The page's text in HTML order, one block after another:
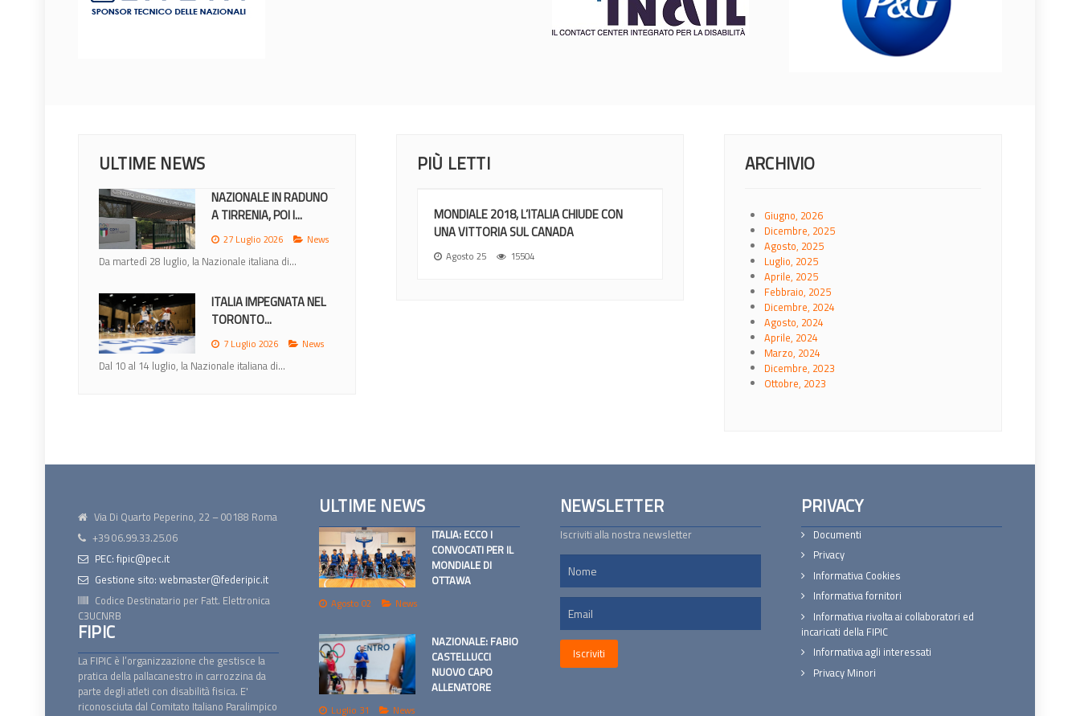
ULTIME NEWS
NAZIONALE IN RADUNO
A TIRRENIA, POI I...
27 Luglio 2026 News
Da martedì 28 luglio, la Nazionale italiana di...
ITALIA IMPEGNATA NEL
TORONTO...
7 Luglio 2026 News
Dal 10 al 14 luglio, la Nazionale italiana di...
PIÙ LETTI
MONDIALE 2018, L’ITALIA CHIUDE CON
UNA VITTORIA SUL CANADA
Agosto 25 15504
ARCHIVIO
Giugno, 2026
Dicembre, 2025
Agosto, 2025
Luglio, 2025
Aprile, 2025
Febbraio, 2025
Dicembre, 2024
Agosto, 2024
Aprile, 2024
Marzo, 2024
Dicembre, 2023
Ottobre, 2023
Via Di Quarto Peperino, 22 – 00188 Roma
+39 06.99.33.25.06
PEC: fipic@pec.it
Gestione sito: webmaster@federipic.it
Codice Destinatario per Fatt. Elettronica
C3UCNRB
FIPIC
La FIPIC è l’organizzazione che gestisce la
pratica della pallacanestro in carrozzina da
parte degli atleti con disabilità fisica. E'
riconosciuta dal Comitato Italiano Paralimpico
ULTIME NEWS
ITALIA: ECCO I
CONVOCATI PER IL
MONDIALE DI
OTTAWA
Agosto 02 News
NAZIONALE: FABIO
CASTELLUCCI
NUOVO CAPO
ALLENATORE
Luglio 31 News
NEWSLETTER
Iscriviti alla nostra newsletter
PRIVACY
Documenti
Privacy
Informativa Cookies
Informativa fornitori
Informativa rivolta ai collaboratori ed
incaricati della FIPIC
Informativa agli interessati
Privacy Minori